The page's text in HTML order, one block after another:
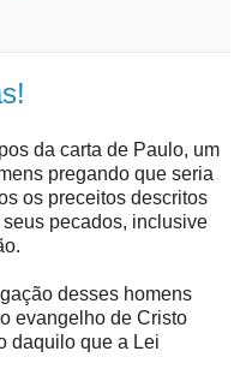
da carta de Paulo, um
pregando que seria
os preceitos descritos
pecados, inclusive
desses homens
evangelho de Cristo
daquilo que a Lei